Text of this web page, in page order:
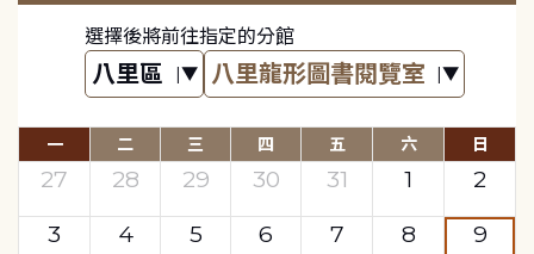
選擇後將前往指定的分館
一 二 三 四 五 六 日
27 28 29 30 31 1
2
3
4 5 6 7 8
9